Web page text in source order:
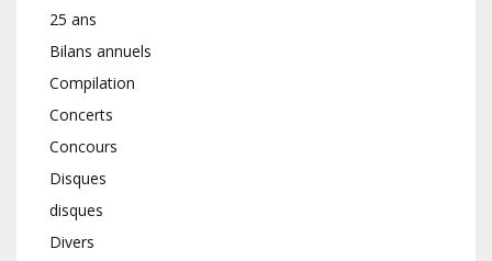
25 ans
Bilans annuels
Compilation
Concerts
Concours
Disques
disques
Divers